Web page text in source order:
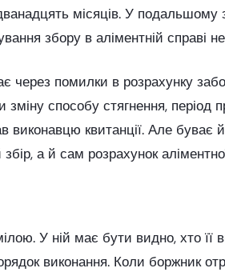
місяців. У
збору в аліментній
через помилки в розрахунку
способу стягнення, період
квитанції. Але
а й сам розрахунок
У ній має бути видно, хто її
виконання. Коли боржник